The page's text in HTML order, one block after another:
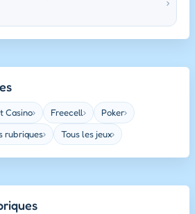
Casino› Freecell› Poker›
rubriques› Tous les jeux›